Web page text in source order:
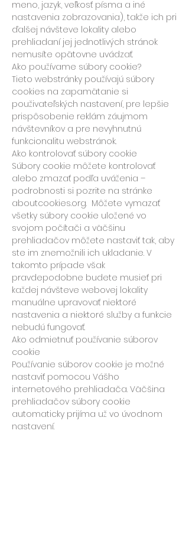
meno, jazyk, veľkosť písma a iné
nastavenia zobrazovania), takže ich pri
ďalšej návšteve lokality alebo
prehliadaní jej jednotlivých stránok
nemusíte opätovne uvádzať.
Ako používame súbory cookie?
Tieto webstránky používajú súbory
cookies na zapamätanie si
použivateľských nastavení, pre lepšie
prispôsobenie reklám záujmom
návštevníkov a pre nevyhnutnú
funkcionalitu webstránok.
Ako kontrolovať súbory cookie
Súbory cookie môžete kontrolovať
alebo zmazať podľa uváženia –
podrobnosti si pozrite na stránke
aboutcookies.org. Môžete vymazať
všetky súbory cookie uložené vo
svojom počítači a väčšinu
prehliadačov môžete nastaviť tak, aby
ste im znemožnili ich ukladanie. V
takomto prípade však
pravdepodobne budete musieť pri
každej návšteve webovej lokality
manuálne upravovať niektoré
nastavenia a niektoré služby a funkcie
nebudú fungovať.
Ako odmietnuť používanie súborov
cookie
Používanie súborov cookie je možné
nastaviť pomocou Vášho
internetového prehliadača. Väčšina
prehliadačov súbory cookie
automaticky prijíma už vo úvodnom
nastavení.